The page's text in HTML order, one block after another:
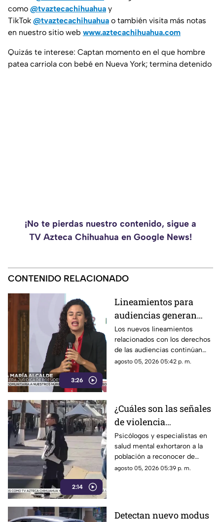
como @tvaztecachihuahua y
TikTok @tvaztecachihuahua o también visita más notas
en nuestro sitio web www.aztecachihuahua.com
Quizás te interese: Captan momento en el que hombre
patea carriola con bebé en Nueva York; termina detenido
¡No te pierdas nuestro contenido, sigue a
TV Azteca Chihuahua en Google News!
CONTENIDO RELACIONADO
3:26
Lineamientos para
audiencias generan
debate por posible
censura a medios,
según críticas
Los nuevos lineamientos
relacionados con los derechos
de las audiencias continúan
generando controversia.
agosto 05, 2026 05:42 p. m.
2:14
¿Cuáles son las señales
de violencia
emocional? Así puedes
identificarlas
Psicólogos y especialistas en
salud mental exhortaron a la
población a reconocer de
forma temprana las conductas
agosto 05, 2026 05:39 p. m.
Detectan nuevo modus